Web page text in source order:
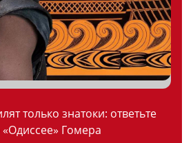
только знатоки: ответьте
Гомера